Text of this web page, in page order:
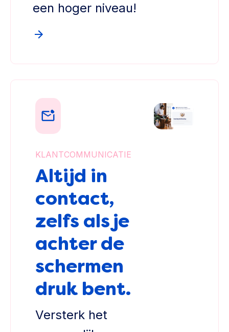
een hoger niveau!
KLANTCOMMUNICATIE
Altijd in
contact,
zelfs als je
achter de
schermen
druk bent.
Versterk het